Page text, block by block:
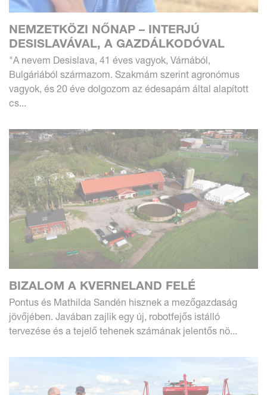
NEMZETKÖZI NŐNAP – INTERJÚ
DESISLAVÁVAL, A GAZDÁLKODÓVAL
"A nevem Desislava, 41 éves vagyok, Várnából,
Bulgáriából származom. Szakmám szerint agronómus
vagyok, és 20 éve dolgozom az édesapám által alapított
cs...
BIZALOM A KVERNELAND FELÉ
Pontus és Mathilda Sandén hisznek a mezőgazdaság
jövőjében. Javában zajlik egy új, robotfejős istálló
tervezése és a tejelő tehenek számának jelentős nö...